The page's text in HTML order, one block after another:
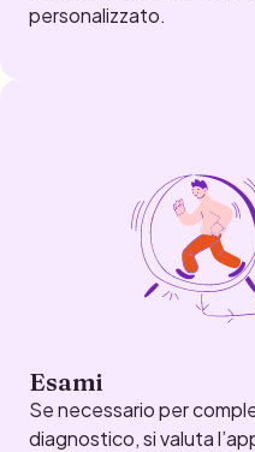
personalizzato.
Esami
Se necessario per
diagnostico, si valuta